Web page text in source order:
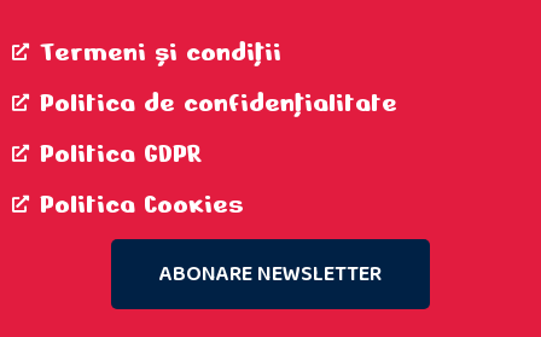
Termeni şi condiţii
Politica de confidenţialitate
Politica GDPR
Politica Cookies
ABONARE NEWSLETTER